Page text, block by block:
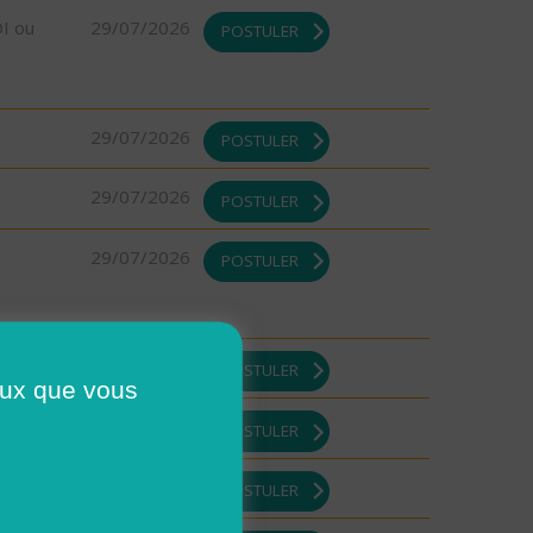
ou
29/07/2026 POSTULER
29/07/2026 POSTULER
29/07/2026 POSTULER
29/07/2026 POSTULER
POSTULER
POSTULER
POSTULER
que vous